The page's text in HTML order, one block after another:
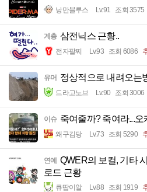
낭만블루스 Lv.91 조회 3575
계층 삼전닉스 근황..
전자팔찌 Lv.93 조회 6086
유머 정상적으로 내려오는
드라고노브 Lv.90 조회 3006
이슈 죽여줄까? 죽여라...오
왜구김당 Lv.73 조회 5290
연예 QWER의 보컬, 기타
로드 근황
큐땁이알 Lv.88 조회 1919